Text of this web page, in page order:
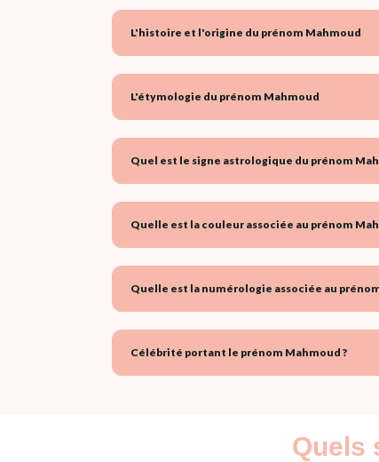
L'histoire et l'origine du prénom Mahmoud
L'étymologie du prénom Mahmoud
Quel est le signe astrologique du prénom
Quelle est la couleur associée au prénom
Quelle est la numérologie associée au
Célébrité portant le prénom Mahmoud ?
Quels